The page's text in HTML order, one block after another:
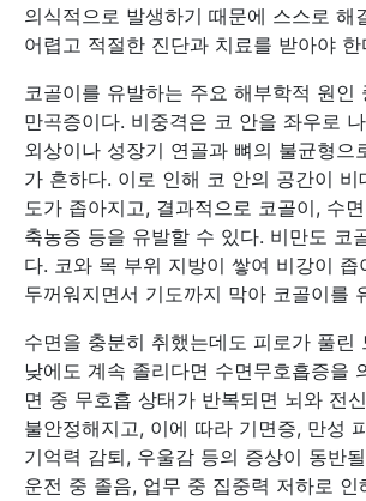
의식적으로 발생하기 때문에 스스로 해
어렵고 적절한 진단과 치료를 받아야 한
코골이를 유발하는 주요 해부학적 원인
만곡증이다. 비중격은 코 안을 좌우로
외상이나 성장기 연골과 뼈의 불균형으
가 흔하다. 이로 인해 코 안의 공간이 비
도가 좁아지고, 결과적으로 코골이, 수
축농증 등을 유발할 수 있다. 비만도 코
다. 코와 목 부위 지방이 쌓여 비강이 좁
두꺼워지면서 기도까지 막아 코골이를
수면을 충분히 취했는데도 피로가 풀린
낮에도 계속 졸리다면 수면무호흡증을
면 중 무호흡 상태가 반복되면 뇌와 전
불안정해지고, 이에 따라 기면증, 만성
기억력 감퇴, 우울감 등의 증상이 동반
운전 중 졸음, 업무 중 집중력 저하로 인